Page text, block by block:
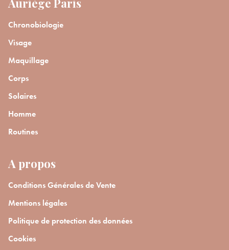
Chronobiologie
Visage
Maquillage
Corps
Solaires
Homme
Routines
A propos
Conditions Générales de Vente
Mentions légales
Politique de protection des données
Cookies